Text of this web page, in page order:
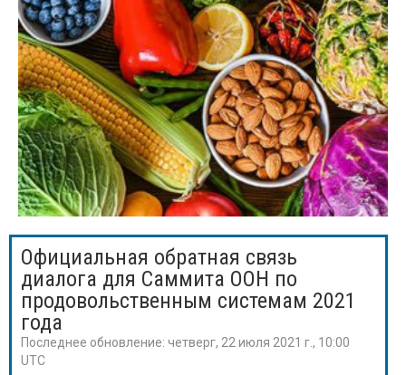
Официальная обратная связь
диалога для Саммита ООН по
продовольственным системам 2021
года
Последнее обновление: четверг, 22 июля 2021 г., 10:00
UTC